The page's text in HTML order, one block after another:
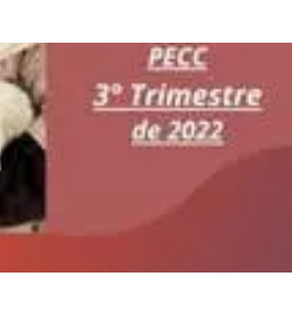
o número da página.
Em Êxodo 13,14 e 15 há
Sugerimos
com todos os presentes, Êxodo